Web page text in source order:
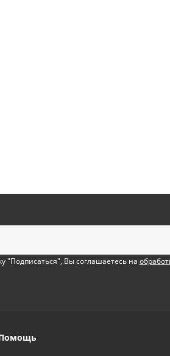
"Подписаться", Вы соглашаетесь на